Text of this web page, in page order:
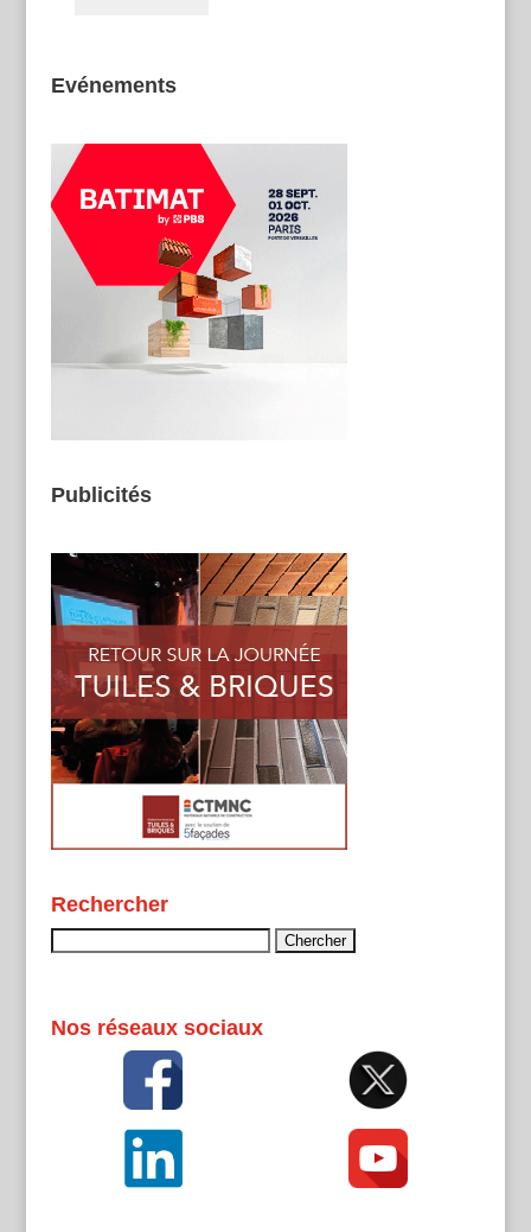
Evénements
Publicités
Rechercher
Nos réseaux sociaux